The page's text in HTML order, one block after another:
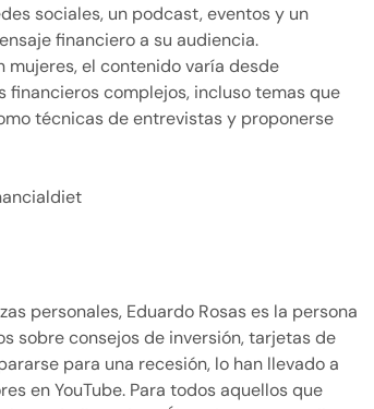
sociales, un podcast, eventos y un
financiero a su audiencia.
el contenido varía desde
complejos, incluso temas que
técnicas de entrevistas y proponerse
personales, Eduardo Rosas es la persona
sobre consejos de inversión, tarjetas de
para una recesión, lo han llevado a
en YouTube. Para todos aquellos que